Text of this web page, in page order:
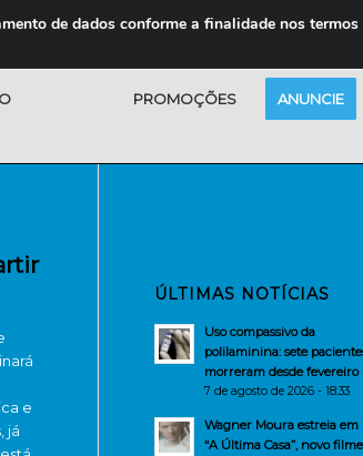
PROMOÇÕES ANUNCIE
e
já
ÚLTIMAS NOTÍCIAS
Uso compassivo da
polilaminina: sete
morreram desde fevereiro
7 de agosto de 2026 - 18:33
Wagner Moura estreia em
“A Última Casa”, novo filme
de dados conforme a finalidade nos termos